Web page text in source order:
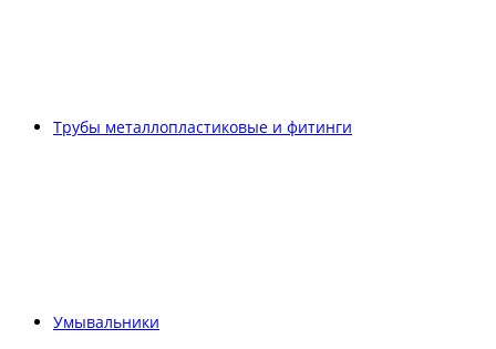
Трубы металлопластиковые и фитинги
Умывальники